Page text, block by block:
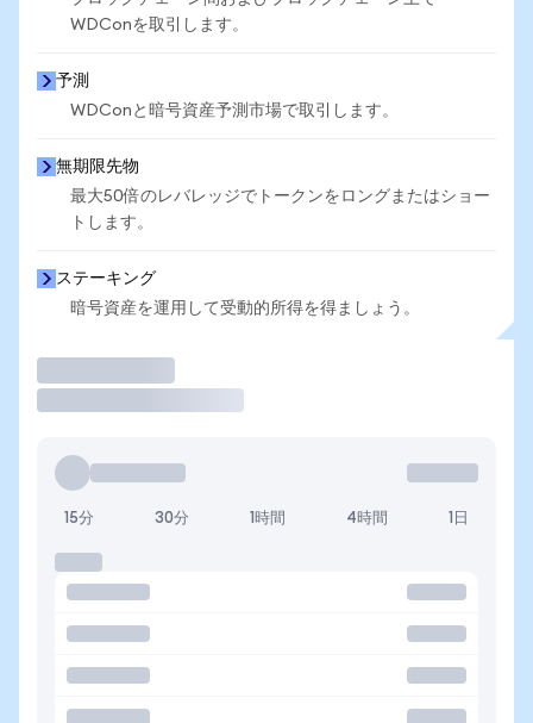
WDConを取引します。
予測
WDConと暗号資産予測市場で取引します。
無期限先物
最大50倍のレバレッジでトークンをロングまたはショー
トします。
ステーキング
暗号資産を運用して受動的所得を得ましょう。
15分 30分 1時間 4時間 1日